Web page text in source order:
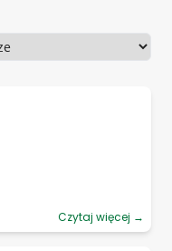
Czytaj więcej →